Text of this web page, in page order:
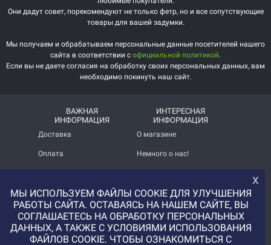
Они дадут совет, порекомендуют не только фетр, но и все сопутствующие
товары для вашей задумки.
Мы получаем и обрабатываем персональные данные посетителей нашего
сайта в соответствии с официальной политикой.
Если вы не даете согласия на обработку своих персональных данных, вам
необходимо покинуть наш сайт.
ВАЖНАЯ
ИНФОРМАЦИЯ
Доставка
Оплата
Политика
конфиденциальности
ИНТЕРЕСНАЯ
ИНФОРМАЦИЯ
О магазине
Немного о нас!
Услуга печати на фетре
и вопросы АП
+7 (977) 329-12-08
info@uvaleronchika.ru
х
МЫ ИСПОЛЬЗУЕМ ФАЙЛЫ COOKIE ДЛЯ УЛУЧШЕНИЯ
РАБОТЫ САЙТА. ОСТАВАЯСЬ НА НАШЕМ САЙТЕ, ВЫ
СОГЛАШАЕТЕСЬ НА ОБРАБОТКУ ПЕРСОНАЛЬНЫХ
ДАННЫХ, А ТАКЖЕ С УСЛОВИЯМИ ИСПОЛЬЗОВАНИЯ
ФАЙЛОВ COOKIE. ЧТОБЫ ОЗНАКОМИТЬСЯ С